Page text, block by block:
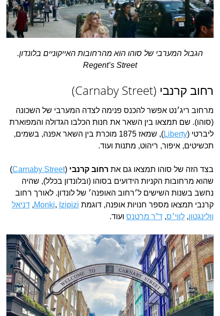
הגבול המערבי של סוהו הוא מהרחובות האייקוניים בלונדון.
Regent’s Street
רחוב קרנבי (Carnaby Street)
מרחוב ריג׳נט אפשר להכנס פנימה לצדה המערבי של השכונה
(סוהו). שם תמצאו בין השאר את חנות הכלבו הגדולה והמפוארת
ליברטי (Liberty
), שמאז 1875 מוכרת בין השאר אפנה, בשמים,
תכשיטים, איפור, ריהוט, מתנות ועוד.
בצד הזה של סוהו תמצאו גם את רחוב קרנבי (
Carnaby Street
)
שהוא מרחובות הקניות הידועים בסוהו (ובלונדון בכלל), שהיה
נחשב בשנות השישים ל׳רחוב האופנה׳ של לונדון. לאורך רחוב
קרנבי תמצאו מספר חנויות אופנה, דוגמת
Monki, Izipizi
,דניאל
וולינגטון,לווי׳ס,ד”ר מרטנס ועוד.